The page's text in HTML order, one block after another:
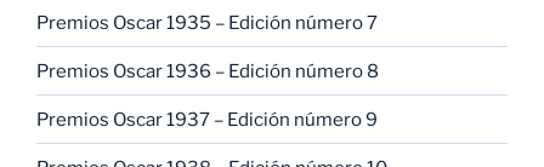
Premios Oscar 1935 – Edición número 7
Premios Oscar 1936 – Edición número 8
Premios Oscar 1937 – Edición número 9